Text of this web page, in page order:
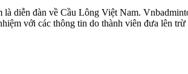
là diễn đàn về Cầu Lông Việt Nam.
với các thông tin do thành viên đưa lên